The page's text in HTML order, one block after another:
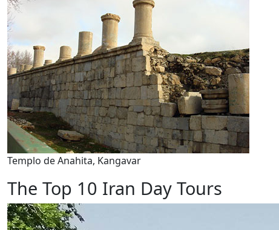
Templo de Anahita, Kangavar
The Top 10 Iran Day Tours